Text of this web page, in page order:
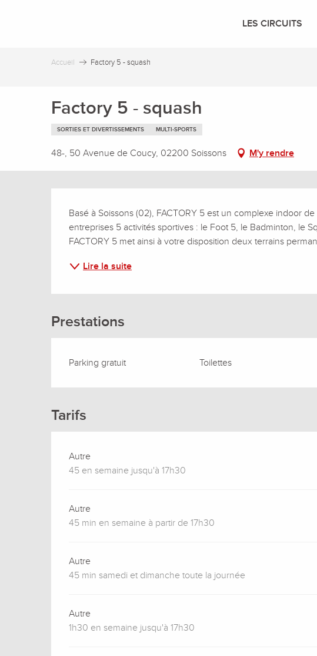
LES CIRCUITS
Accueil Factory 5 - squash
Factory 5 - squash
SORTIES ET DIVERTISSEMENTS MULTI-SPORTS
48-, 50 Avenue de Coucy, 02200 Soissons M'y rendre
Description
Basé à Soissons (02), FACTORY 5 est un complexe indoor
entreprises 5 activités sportives : le Foot 5, le Badminton, le
FACTORY 5 met ainsi à votre disposition deux terrains
Lire la suite
Prestations
Parking gratuit Toilettes
Tarifs
Autre
45 en semaine jusqu'à 17h30
Autre
45 min en semaine à partir de 17h30
Autre
45 min samedi et dimanche toute la journée
Autre
1h30 en semaine jusqu'à 17h30